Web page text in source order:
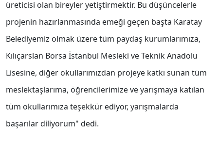
üreticisi olan bireyler yetiştirmektir. Bu düşüncelerle
projenin hazırlanmasında emeği geçen başta Karatay
Belediyemiz olmak üzere tüm paydaş kurumlarımıza,
Kılıçarslan Borsa İstanbul Mesleki ve Teknik Anadolu
Lisesine, diğer okullarımızdan projeye katkı sunan tüm
meslektaşlarıma, öğrencilerimize ve yarışmaya katılan
tüm okullarımıza teşekkür ediyor, yarışmalarda
başarılar diliyorum" dedi.